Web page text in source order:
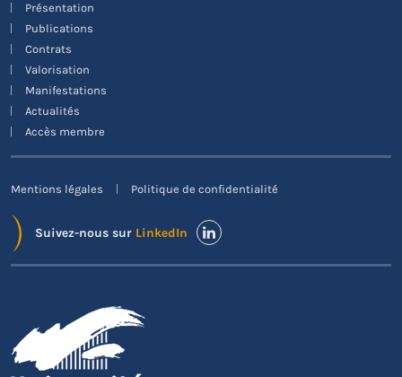
Présentation
Publications
Contrats
Valorisation
Manifestations
Actualités
Accès membre
Mentions légales Politique de confidentialité
Suivez-nous sur LinkedIn